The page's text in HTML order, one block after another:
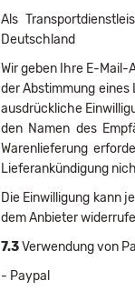
Als
Deutschland
Wir geben Ihre E-Mail-
der Abstimmung eines
ausdrückliche
den Namen des
Warenlieferung
Lieferankündigung
Die Einwilligung kann
dem Anbieter
7.3Verwendung von
- Paypal